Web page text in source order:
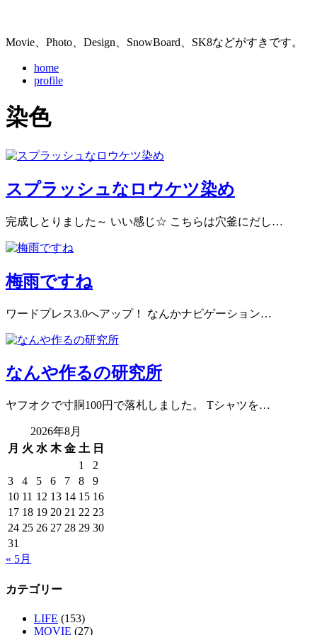
Movie、Photo、Design、SnowBoard、SK8などがすきです。
home
profile
染色
スプラッシュなロウケツ染め
完成しとりました～ いい感じ☆ こちらは穴釜にだし…
梅雨ですね
ワードプレス3.0へアップ！ なんかナビゲーション…
なんや作るの研究所
ヤフオクで寸胴100円で落札しました。 Tシャツを…
2026年8月
月 火 水 木 金 土 日
1
2
3
4 5 6 7 8
9
10 11 12 13 14 15 16
17 18 19 20 21 22 23
24 25 26 27 28 29 30
31
« 5月
カテゴリー
LIFE (153)
MOVIE (27)